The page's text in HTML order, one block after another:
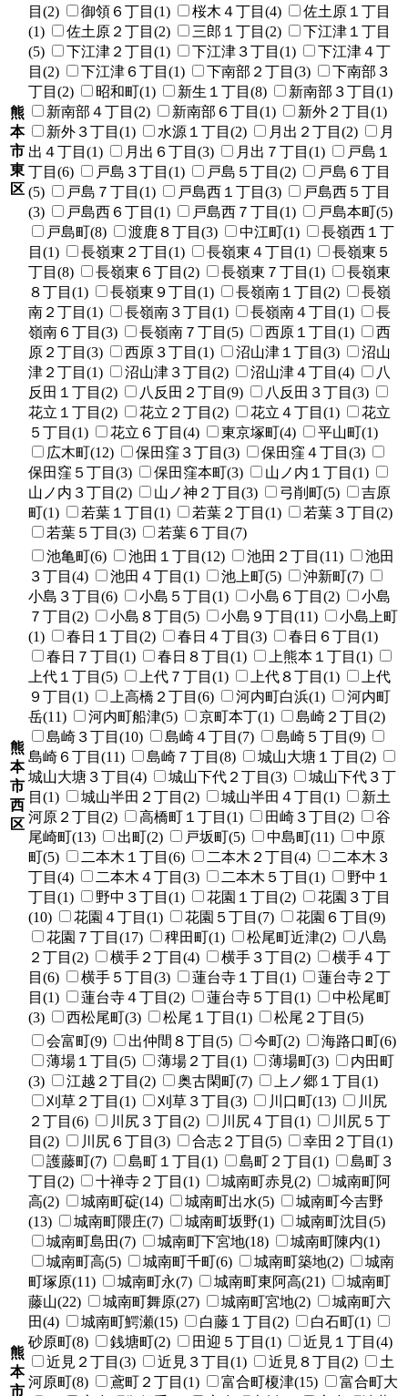
熊
本
市
東
区
目(2)
御領６丁目(1) 桜木４丁目(4)
佐土原１丁目
(1)
佐土原２丁目(2) 三郎１丁目(2)
下江津１丁目
(5)
下江津２丁目(1) 下江津３丁目(1)
下江津４丁
目(2)
下江津６丁目(1) 下南部２丁目(3)
下南部３
丁目(2)
昭和町(1) 新生１丁目(8)
新南部３丁目(1)
新南部４丁目(2)
新南部６丁目(1)
新外２丁目(1)
新外３丁目(1)
水源１丁目(2) 月出２丁目(2)
月
出４丁目(1)
月出６丁目(3) 月出７丁目(1)
戸島１
丁目(6)
戸島３丁目(1) 戸島５丁目(2)
戸島６丁目
(5)
戸島７丁目(1) 戸島西１丁目(3)
戸島西５丁目
(3)
戸島西６丁目(1) 戸島西７丁目(1)
戸島本町(5)
戸島町(8)
渡鹿８丁目(3) 中江町(1)
長嶺西１丁
目(1)
長嶺東２丁目(1) 長嶺東４丁目(1)
長嶺東５
丁目(8)
長嶺東６丁目(2) 長嶺東７丁目(1)
長嶺東
８丁目(1)
長嶺東９丁目(1) 長嶺南１丁目(2)
長嶺
南２丁目(1)
長嶺南３丁目(1) 長嶺南４丁目(1)
長
嶺南６丁目(3)
長嶺南７丁目(5) 西原１丁目(1)
西
原２丁目(3)
西原３丁目(1) 沼山津１丁目(3)
沼山
津２丁目(1)
沼山津３丁目(2) 沼山津４丁目(4)
八
反田１丁目(2)
八反田２丁目(9)
八反田３丁目(3)
花立１丁目(2)
花立２丁目(2) 花立４丁目(1)
花立
５丁目(1)
花立６丁目(4) 東京塚町(4)
平山町(1)
広木町(12)
保田窪３丁目(3)
保田窪４丁目(3)
保田窪５丁目(3)
保田窪本町(3)
山ノ内１丁目(1)
山ノ内３丁目(2)
山ノ神２丁目(3) 弓削町(5)
吉原
町(1)
若葉１丁目(1) 若葉２丁目(1)
若葉３丁目(2)
若葉５丁目(3)
若葉６丁目(7)
熊
本
市
西
区
池亀町(6) 池田１丁目(12) 池田２丁目(11)
池田
３丁目(4)
池田４丁目(1) 池上町(5)
沖新町(7)
小島３丁目(6)
小島５丁目(1) 小島６丁目(2)
小島
７丁目(2)
小島８丁目(5) 小島９丁目(11)
小島上町
(1)
春日１丁目(2) 春日４丁目(3)
春日６丁目(1)
春日７丁目(1)
春日８丁目(1)
上熊本１丁目(1)
上代１丁目(5)
上代７丁目(1) 上代８丁目(1)
上代
９丁目(1)
上高橋２丁目(6) 河内町白浜(1)
河内町
岳(11)
河内町船津(5) 京町本丁(1)
島崎２丁目(2)
島崎３丁目(10)
島崎４丁目(7)
島崎５丁目(9)
島崎６丁目(11)
島崎７丁目(8)
城山大塘１丁目(2)
城山大塘３丁目(4)
城山下代２丁目(3)
城山下代３丁
目(1)
城山半田２丁目(2) 城山半田４丁目(1)
新土
河原２丁目(2)
高橋町１丁目(1) 田崎３丁目(2)
谷
尾崎町(13)
出町(2) 戸坂町(5) 中島町(11)
中原
町(5)
二本木１丁目(6) 二本木２丁目(4)
二本木３
丁目(4)
二本木４丁目(3) 二本木５丁目(1)
野中１
丁目(1)
野中３丁目(1) 花園１丁目(2)
花園３丁目
(10)
花園４丁目(1) 花園５丁目(7)
花園６丁目(9)
花園７丁目(17)
稗田町(1) 松尾町近津(2)
八島
２丁目(2)
横手２丁目(4) 横手３丁目(2)
横手４丁
目(6)
横手５丁目(3) 蓮台寺１丁目(1)
蓮台寺２丁
目(1)
蓮台寺４丁目(2) 蓮台寺５丁目(1)
中松尾町
(3)
西松尾町(3) 松尾１丁目(1) 松尾２丁目(5)
熊
本
市
会富町(9) 出仲間８丁目(5) 今町(2)
海路口町(6)
薄場１丁目(5)
薄場２丁目(1) 薄場町(3)
内田町
(3)
江越２丁目(2) 奥古閑町(7)
上ノ郷１丁目(1)
刈草２丁目(1)
刈草３丁目(3) 川口町(13)
川尻
２丁目(6)
川尻３丁目(2) 川尻４丁目(1)
川尻５丁
目(2)
川尻６丁目(3) 合志２丁目(5)
幸田２丁目(1)
護藤町(7)
島町１丁目(1) 島町２丁目(1)
島町３
丁目(2)
十禅寺２丁目(1) 城南町赤見(2)
城南町阿
高(2)
城南町碇(14) 城南町出水(5)
城南町今吉野
(13)
城南町隈庄(7) 城南町坂野(1)
城南町沈目(5)
城南町島田(7)
城南町下宮地(18)
城南町陳内(1)
城南町高(5)
城南町千町(6) 城南町築地(2)
城南
町塚原(11)
城南町永(7) 城南町東阿高(21)
城南町
藤山(22)
城南町舞原(27) 城南町宮地(2)
城南町六
田(4)
城南町鰐瀬(15) 白藤１丁目(2)
白石町(1)
砂原町(8)
銭塘町(2) 田迎５丁目(1)
近見１丁目(4)
近見２丁目(3)
近見３丁目(1) 近見８丁目(2)
土
河原町(8)
鳶町２丁目(1) 富合町榎津(15)
富合町大